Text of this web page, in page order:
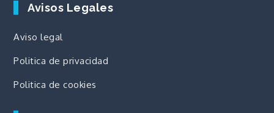
Avisos Legales
Aviso legal
Politica de privacidad
Politica de cookies